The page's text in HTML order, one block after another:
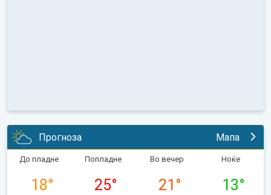
Прогноза Мапа
До пладне
18°
Попладне
25°
Во вечер
21 °
Ноќе
13°